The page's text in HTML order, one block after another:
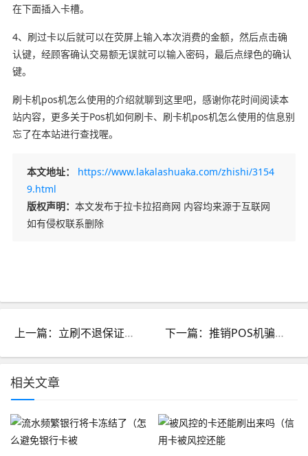
在下面插入卡槽。
4、刷过卡以后就可以在荧屏上输入本次消费的金额，然后点击确
认键，经顾客确认交易额无误就可以输入密码，最后点绿色的确认
键。
刷卡机pos机怎么使用的介绍就聊到这里吧，感谢你花时间阅读本
站内容，更多关于Pos机如何刷卡、刷卡机pos机怎么使用的信息别
忘了在本站进行查找喔。
本文地址：
https://www.lakalashuaka.com/zhishi/3154
9.html
版权声明： 本文发布于拉卡拉招商网 内容均来源于互联网
如有侵权联系删除
上一篇：立刷不退保证金_立刷还要交保证金 下一篇：推销POS机骗局向哪里投诉_有人推销pos机真假
相关文章